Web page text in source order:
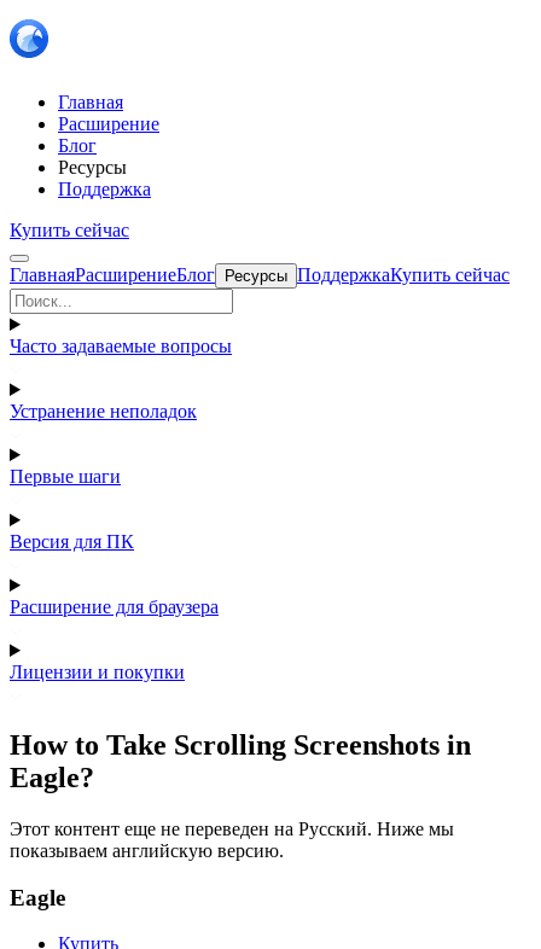
Главная
Расширение
Блог
Ресурсы
Поддержка
Купить сейчас
ГлавнаяРасширениеБлог Ресурсы ПоддержкаКупить сейчас
Часто задаваемые вопросы
Устранение неполадок
Первые шаги
Версия для ПК
Расширение для браузера
Лицензии и покупки
How to Take Scrolling Screenshots in
Eagle?
Этот контент еще не переведен на Русский. Ниже мы
показываем английскую версию.
Eagle
Купить